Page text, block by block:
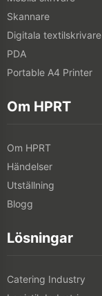
Skannare
Digitala textilskrivare
PDA
Portable A4 Printer
Om HPRT
Om HPRT
Händelser
Utställning
Blogg
Lösningar
Catering Industry